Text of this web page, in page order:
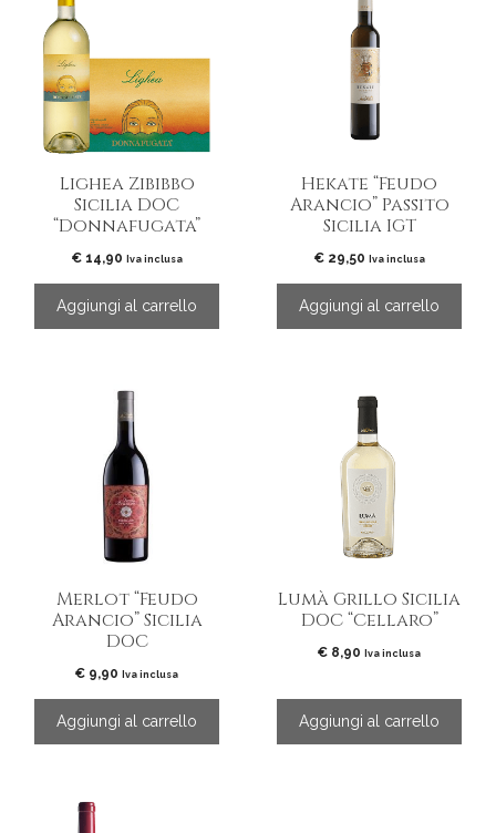
Lighea Zibibbo
Sicilia DOC
“Donnafugata”
€14,90 Iva inclusa
Aggiungi al carrello
Hekate “Feudo
Arancio” Passito
Sicilia IGT
€29,50 Iva inclusa
Aggiungi al carrello
Merlot “Feudo
Arancio” Sicilia
DOC
€ 9,90 Iva inclusa
Aggiungi al carrello
Lumà Grillo Sicilia
DOC “Cellaro”
€ 8,90 Iva inclusa
Aggiungi al carrello